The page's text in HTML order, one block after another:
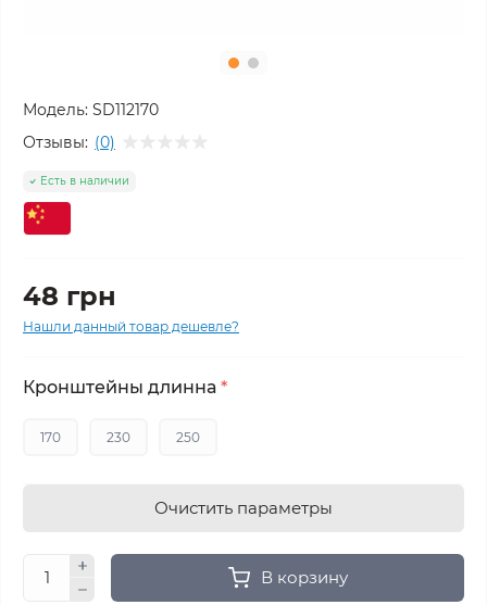
Модель: SD112170
Отзывы: (0)
Есть в наличии
48 грн
Нашли данный товар дешевле?
Кронштейны длинна *
170 230 250
Очистить параметры
В корзину